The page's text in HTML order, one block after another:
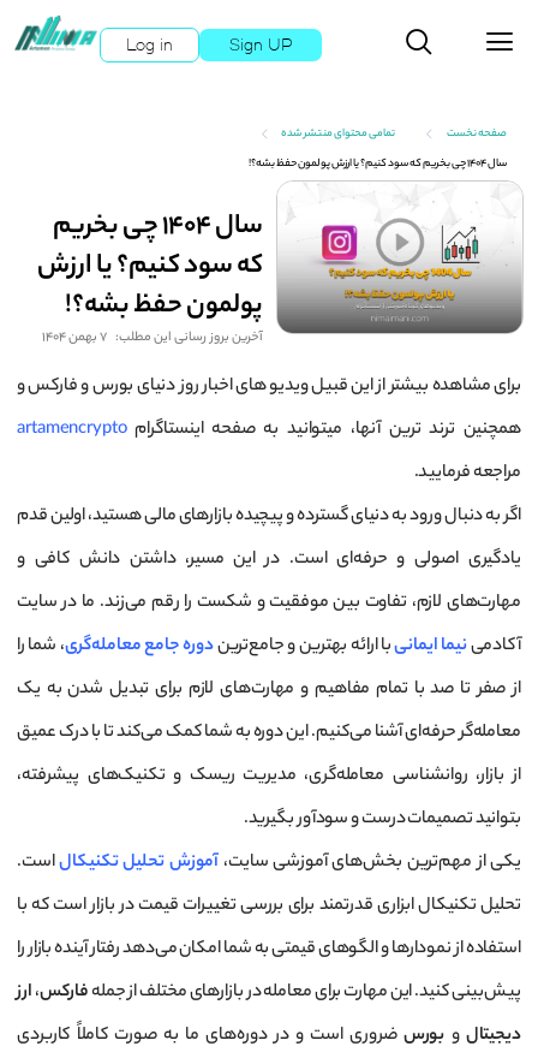
Log in Sign UP
صفحه نخست
تمامی محتوای منتشر شده
سال 1404 چی بخریم که سود کنیم؟ یا ارزش پولمون حفظ بشه؟!
سال 1404 چی بخریم
که سود کنیم؟ یا ارزش
پولمون حفظ بشه؟!
آخرین بروز رسانی این مطلب: 7 بهمن 1404
برای مشاهده بیشتر از این قبیل ویدیو های اخبار روز دنیای بورس و فارکس و
همچنین ترند ترین آنها، میتوانید به صفحه اینستاگرامartamencrypto
مراجعه فرمایید.
اگر به دنبال ورود به دنیای گسترده و پیچیده بازارهای مالی هستید، اولین قدم
یادگیری اصولی و حرفه‌ای است. در این مسیر، داشتن دانش کافی و
مهارت‌های لازم، تفاوت بین موفقیت و شکست را رقم می‌زند. ما در سایت
آکادمینیما ایمانیبا ارائه بهترین و جامع‌تریندوره جامع معامله‌گری، شما را
از صفر تا صد با تمام مفاهیم و مهارت‌های لازم برای تبدیل شدن به یک
معامله‌گر حرفه‌ای آشنا می‌کنیم. این دوره به شما کمک می‌کند تا با درک عمیق
از بازار، روانشناسی معامله‌گری، مدیریت ریسک و تکنیک‌های پیشرفته،
بتوانید تصمیمات درست و سودآور بگیرید.
یکی از مهم‌ترین بخش‌های آموزشی سایت، آموزش تحلیل تکنیکالاست.
تحلیل تکنیکال ابزاری قدرتمند برای بررسی تغییرات قیمت در بازار است که با
استفاده از نمودارها و الگوهای قیمتی به شما امکان می‌دهد رفتار آینده بازار را
پیش‌بینی کنید. این مهارت برای معامله در بازارهای مختلف از جملهفارکس،ارز
دیجیتال و بورس ضروری است و در دوره‌های ما به صورت کاملاً کاربردی